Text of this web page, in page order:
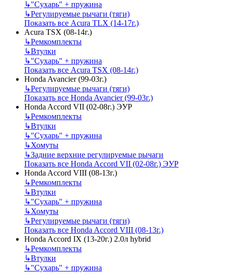
↳"Сухарь" + пружина
↳Регулируемые рычаги (тяги)
Показать все Acura TLX (14-17г.)
Acura TSX (08-14г.)
↳Ремкомплекты
↳Втулки
↳"Сухарь" + пружина
Показать все Acura TSX (08-14г.)
Honda Avancier (99-03г.)
↳Регулируемые рычаги (тяги)
Показать все Honda Avancier (99-03г.)
Honda Accord VII (02-08г.) ЭУР
↳Ремкомплекты
↳Втулки
↳"Сухарь" + пружина
↳Хомуты
↳Задние верхние регулируемые рычаги
Показать все Honda Accord VII (02-08г.) ЭУР
Honda Accord VIII (08-13г.)
↳Ремкомплекты
↳Втулки
↳"Сухарь" + пружина
↳Хомуты
↳Регулируемые рычаги (тяги)
Показать все Honda Accord VIII (08-13г.)
Honda Accord IX (13-20г.) 2.0л hybrid
↳Ремкомплекты
↳Втулки
↳"Сухарь" + пружина